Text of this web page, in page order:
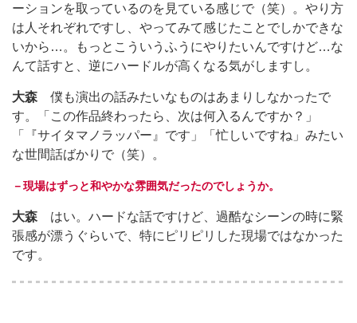
ーションを取っているのを見ている感じで（笑）。やり方
は人それぞれですし、やってみて感じたことでしかできな
いから…。もっとこういうふうにやりたいんですけど…な
んて話すと、逆にハードルが高くなる気がしますし。
大森 僕も演出の話みたいなものはあまりしなかったで
す。「この作品終わったら、次は何入るんですか？」
「『サイタマノラッパー』です」「忙しいですね」みたい
な世間話ばかりで（笑）。
－現場はずっと和やかな雰囲気だったのでしょうか。
大森 はい。ハードな話ですけど、過酷なシーンの時に緊
張感が漂うぐらいで、特にピリピリした現場ではなかった
です。